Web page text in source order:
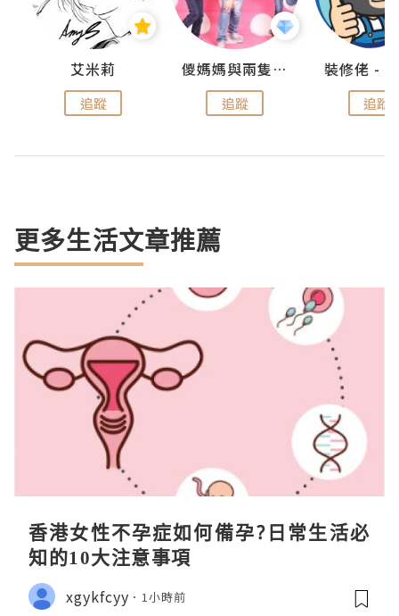
艾米莉
追蹤
儍媽媽與兩隻小魔怪之家
追蹤 追蹤
更多生活文章推薦
香港女性不孕症如何備孕?日常生活必
知的10大注意事項
xgykfcyy 1小時前